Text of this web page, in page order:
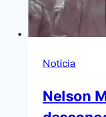
Noticia
Nelson